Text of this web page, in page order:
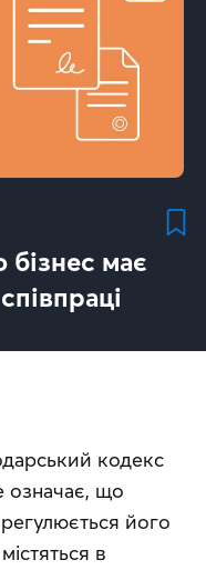
має
кодекс
означає, що
його
в